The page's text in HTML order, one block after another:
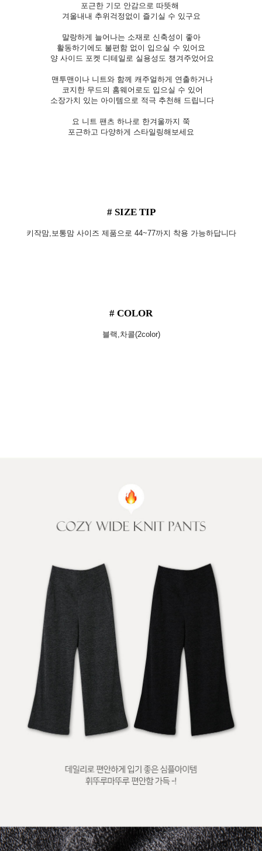
포근한 기모 안감으로 따뜻해
겨울내내 추위걱정없이 즐기실 수 있구요
말랑하게 늘어나는 소재로 신축성이 좋아
활동하기에도 불편함 없이 입으실 수 있어요
양 사이드 포켓 디테일로 실용성도 챙겨주었어요
맨투맨이나 니트와 함께 캐주얼하게 연출하거나
코지한 무드의 홈웨어로도 입으실 수 있어
소장가치 있는 아이템으로 적극 추천해 드립니다
요 니트 팬츠 하나로 한겨울까지 쭉
포근하고 다양하게 스타일링해보세요
# SIZE TIP
키작맘,보통맘 사이즈 제품으로 44~77까지 착용 가능하답니다
# COLOR
블랙,차콜(2color)